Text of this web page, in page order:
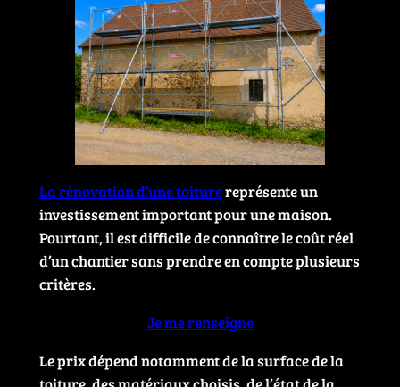
La rénovation d’une toiturereprésente un
investissement important pour une maison.
Pourtant, il est difficile de connaître le coût réel
d’un chantier sans prendre en compte plusieurs
critères.
Je me renseigne
Le prix dépend notamment de la surface de la